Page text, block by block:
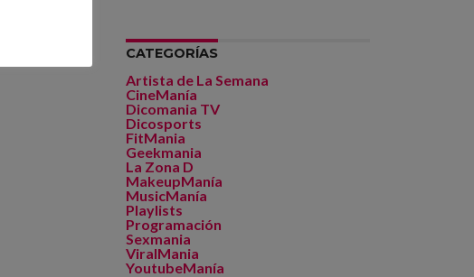
CATEGORÍAS
Artista de La Semana
CineManía
Dicomania TV
Dicosports
FitMania
Geekmania
La Zona D
MakeupManía
MusicManía
Playlists
Programación
Sexmania
ViralMania
YoutubeManía